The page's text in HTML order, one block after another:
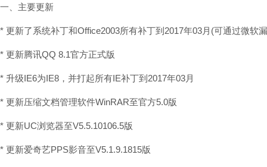
一、主要更新
* 更新了系统补丁和Office2003所有补丁到2017年03月(可通过微软
* 更新腾讯QQ 8.1官方正式版
* 升级IE6为IE8，并打起所有IE补丁到2017年03月
* 更新压缩文档管理软件WinRAR至官方5.0版
* 更新UC浏览器至V5.5.10106.5版
* 更新爱奇艺PPS影音至V5.1.9.1815版